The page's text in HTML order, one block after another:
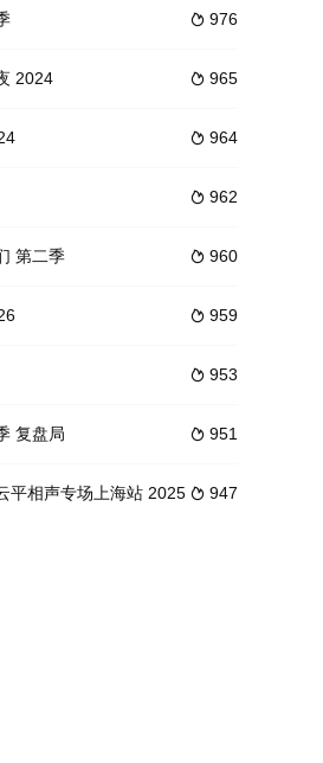
疯的爆笑户外游戏真人秀！节目以明星好
在老家的滋味。
的亚洲选手，进行近4个月的训练、合作与
台赛方式呈现的一档戏曲综艺旗舰栏目。
 976
 965
2024
 964
 962
 960
第二季
 959
 953
 951
复盘局
 947
平相声专场上海站 2025